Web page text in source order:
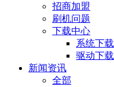
招商加盟
刷机问题
下载中心
系统下载
驱动下载
新闻资讯
全部